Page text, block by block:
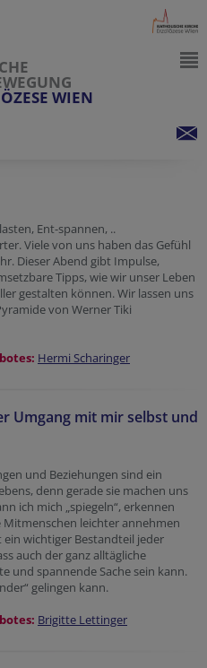
WIEN
Ent-spannen, ..
Viele von uns haben das Gefühl
Dieser Abend gibt Impulse,
Tipps, wie wir unser Leben
gestalten können. Wir lassen uns
von Werner Tiki
Hermi Scharinger
Umgang mit mir selbst und
und Beziehungen sind ein
denn gerade sie machen uns
ich mich „spiegeln“, erkennen
leichter annehmen
wichtiger Bestandteil jeder
auch der ganz alltägliche
und spannende Sache sein kann.
gelingen kann.
Brigitte Lettinger